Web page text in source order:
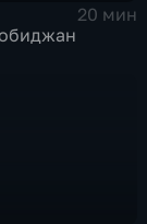
20 мин